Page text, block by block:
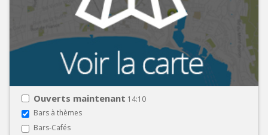
Ouverts maintenant 14:10
Bars à thèmes
Bars-Cafés